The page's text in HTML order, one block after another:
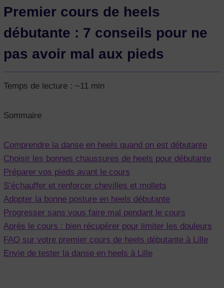
Premier cours de heels
débutante : 7 conseils pour ne
pas avoir mal aux pieds
Temps de lecture : ~11 min
Sommaire
Comprendre la danse en heels quand on est débutante
Choisir les bonnes chaussures de heels pour débutante
Préparer vos pieds avant le cours
S’échauffer et renforcer chevilles et mollets
Adopter la bonne posture en heels débutante
Progresser sans vous faire mal pendant le cours
Après le cours : bien récupérer pour limiter les douleurs
FAQ sur votre premier cours de heels débutante à Lille
Envie de tester la danse en heels à Lille